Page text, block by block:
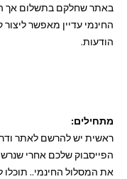
באתר שחלקם בתשלום אך
החינמי עדיין מאפשר
הודעות.
מתחילים:
ראשית יש להרשם לאתר
הפייסבוק שלכם אחרי
את המסלול החינמי.. תוכלו